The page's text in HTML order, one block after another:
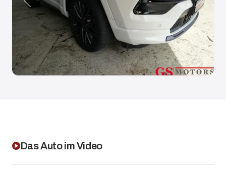
Anterior
Das Auto im Video